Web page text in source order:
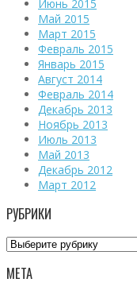
Июнь 2015
Май 2015
Март 2015
Февраль 2015
Январь 2015
Август 2014
Февраль 2014
Декабрь 2013
Ноябрь 2013
Июль 2013
Май 2013
Декабрь 2012
Март 2012
РУБРИКИ
Рубрики
МЕТА